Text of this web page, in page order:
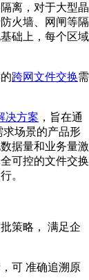
离，对于大型晶
火墙、网闸等隔
础上，每个区域
跨网文件交换需
决方案 ，旨在通
场景的产品形
据量和业务量激
可控的文件交换
。
策略， 满足企
可 准确追溯原